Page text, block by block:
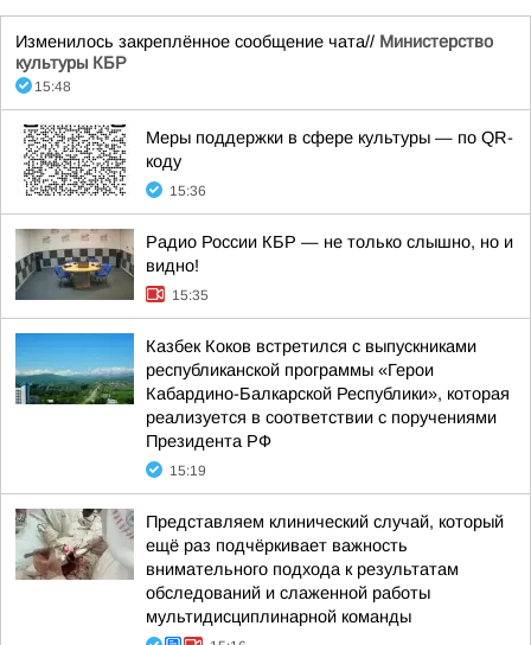
Изменилось закреплённое сообщение чата// Министерство
культуры КБР
15:48
Меры поддержки в сфере культуры — по QR-
коду
15:36
Радио России КБР — не только слышно, но и
видно!
15:35
Казбек Коков встретился с выпускниками
республиканской программы «Герои
Кабардино-Балкарской Республики», которая
реализуется в соответствии с поручениями
Президента РФ
15:19
Представляем клинический случай, который
ещё раз подчёркивает важность
внимательного подхода к результатам
обследований и слаженной работы
мультидисциплинарной команды